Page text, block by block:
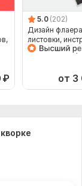
₽
5.0 (202)
Дизайн
листовки,
Бесплатные
от 3